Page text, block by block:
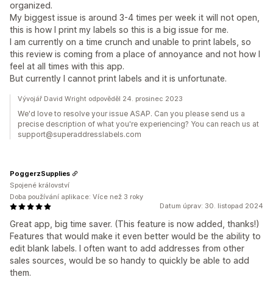
organized.
My biggest issue is around 3-4 times per week it will not open,
this is how I print my labels so this is a big issue for me.
I am currently on a time crunch and unable to print labels, so
this review is coming from a place of annoyance and not how I
feel at all times with this app.
But currently I cannot print labels and it is unfortunate.
Vývojář David Wright odpověděl 24. prosinec 2023
We'd love to resolve your issue ASAP. Can you please send us a
precise description of what you're experiencing? You can reach us at
support@superaddresslabels.com
Datum úprav: 30. listopad 2024
Great app, big time saver. (This feature is now added, thanks!)
Features that would make it even better would be the ability to
edit blank labels. I often want to add addresses from other
sales sources, would be so handy to quickly be able to add
them.
PoggerzSupplies
Spojené království
Doba používání aplikace: Více než 3 roky